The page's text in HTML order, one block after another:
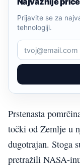
Prijavite se za
tehnologiji.
Prstenasta
točki od Zemlje u
dugotrajan. Stoga
pretražili NASA-